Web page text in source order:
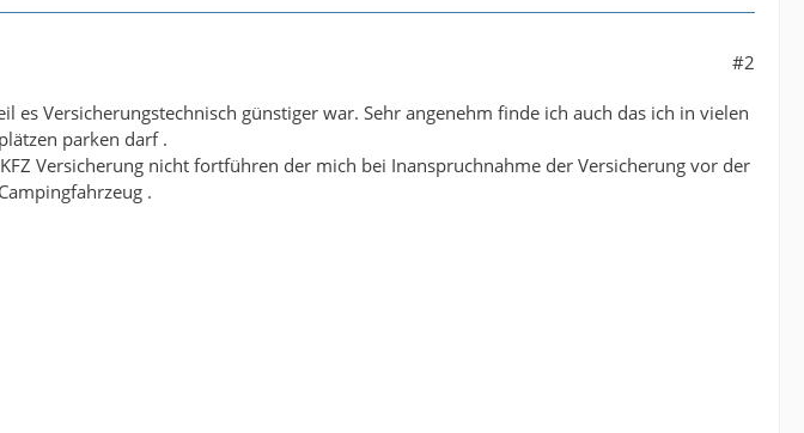
#2
es Versicherungstechnisch günstiger war. Sehr angenehm finde ich auch das ich in vielen
parken darf .
Versicherung nicht fortführen der mich bei Inanspruchnahme der Versicherung vor der
.